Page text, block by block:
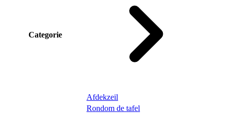
Categorie
Afdekzeil
Rondom de tafel